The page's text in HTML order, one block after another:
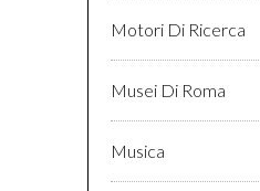
Motori Di Ricerca
Musei Di Roma
Musica